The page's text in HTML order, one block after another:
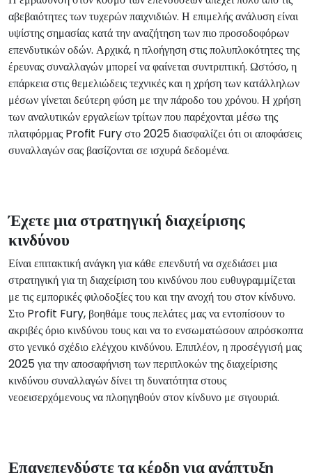
αβεβαιότητες των τυχερών παιχνιδιών. Η επιμελής ανάλυση είναι
υψίστης σημασίας κατά την αναζήτηση των πιο προσοδοφόρων
επενδυτικών οδών. Αρχικά, η πλοήγηση στις πολυπλοκότητες της
έρευνας συναλλαγών μπορεί να φαίνεται συντριπτική. Ωστόσο, η
επάρκεια στις θεμελιώδεις τεχνικές και η χρήση των κατάλληλων
μέσων γίνεται δεύτερη φύση με την πάροδο του χρόνου. Η χρήση
των αναλυτικών εργαλείων τρίτων που παρέχονται μέσω της
πλατφόρμας Profit Fury στο 2025 διασφαλίζει ότι οι αποφάσεις
συναλλαγών σας βασίζονται σε ισχυρά δεδομένα.
Έχετε μια στρατηγική διαχείρισης
κινδύνου
Είναι επιτακτική ανάγκη για κάθε επενδυτή να σχεδιάσει μια
στρατηγική για τη διαχείριση του κινδύνου που ευθυγραμμίζεται
με τις εμπορικές φιλοδοξίες του και την ανοχή του στον κίνδυνο.
Στο Profit Fury, βοηθάμε τους πελάτες μας να εντοπίσουν το
ακριβές όριο κινδύνου τους και να το ενσωματώσουν απρόσκοπτα
στο γενικό σχέδιο ελέγχου κινδύνου. Επιπλέον, η προσέγγισή μας
2025 για την αποσαφήνιση των περιπλοκών της διαχείρισης
κινδύνου συναλλαγών δίνει τη δυνατότητα στους
νεοεισερχόμενους να πλοηγηθούν στον κίνδυνο με σιγουριά.
Επανεπενδύστε τα κέρδη για ανάπτυξη